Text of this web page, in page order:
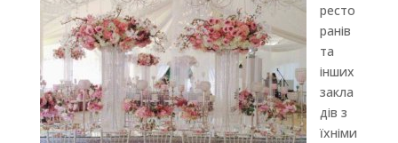
ресто
ранів
та
інших
закла
дів з
їхніми